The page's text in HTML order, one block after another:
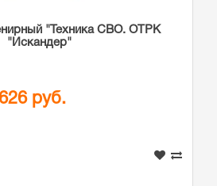
"Техника СВО. ОТРК
"Искандер"
руб.